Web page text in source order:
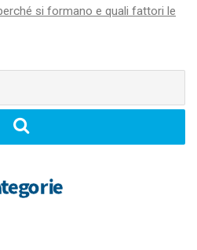
si formano e quali fattori le